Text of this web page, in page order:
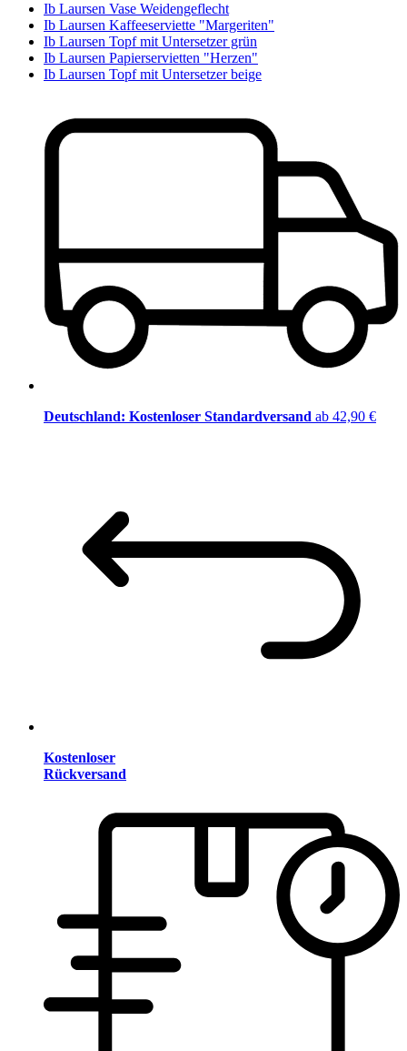
Ib Laursen Vase Weidengeflecht
Ib Laursen Kaffeeserviette "Margeriten"
Ib Laursen Topf mit Untersetzer grün
Ib Laursen Papierservietten "Herzen"
Ib Laursen Topf mit Untersetzer beige
Deutschland: Kostenloser Standardversand ab 42,90 €
Kostenloser
Rückversand